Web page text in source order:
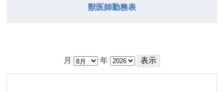
獣医師勤務表
月 年